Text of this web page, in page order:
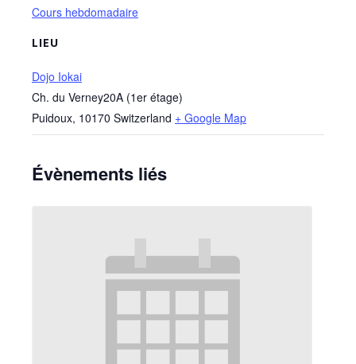
Cours hebdomadaire
LIEU
Dojo Iokai
Ch. du Verney20A (1er étage)
Puidoux, 10170 Switzerland + Google Map
Évènements liés